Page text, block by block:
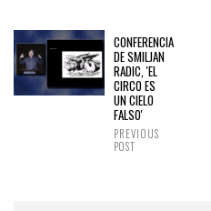
CONFERENCIA
DE SMILJAN
RADIC, 'EL
CIRCO ES
UN CIELO
FALSO'
PREVIOUS
POST